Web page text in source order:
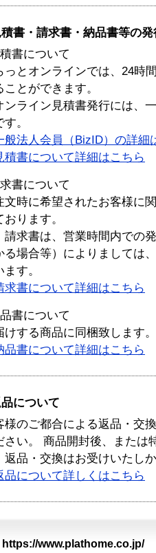
積書・請求書・納品書等の
書について
っとオンラインでは、24時
ことができます。
ライン見積書発行には、
。
般法人会員（BizID）の詳細
積書について詳細はこちら
書について
文時に希望されたお客様に
おります。
請求書は、営業時間内での
る場合等）によりましては
ます。
求書について詳細はこちら
書について
けする商品に同梱致します。
品書について詳細はこちら
について
様のご都合による返品・交
さい。 商品開封後、または
返品・交換はお受けいたし
品について詳しくはこちら
https://www.plathome.co.jp/